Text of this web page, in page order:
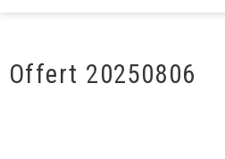
Offert 20250806